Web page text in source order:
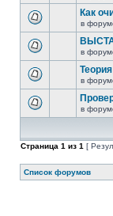
Как
в
в
Теория
в
в
Страница 1 из 1 [
Список форумов